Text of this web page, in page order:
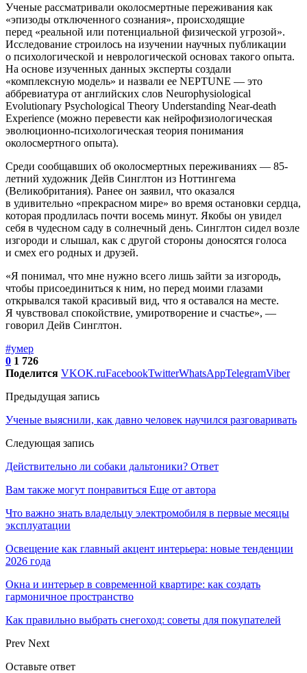
Ученые рассматривали околосмертные переживания как
«эпизоды отключенного сознания», происходящие
перед «реальной или потенциальной физической угрозой».
Исследование строилось на изучении научных публикации
о психологической и неврологической основах такого опыта.
На основе изученных данных эксперты создали
«комплексную модель» и назвали ее NEPTUNE — это
аббревиатура от английских слов Neurophysiological
Evolutionary Psychological Theory Understanding Near-death
Experience (можно перевести как нейрофизиологическая
эволюционно-психологическая теория понимания
околосмертного опыта).
Среди сообщавших об околосмертных переживаниях — 85-
летний художник Дейв Синглтон из Ноттингема
(Великобритания). Ранее он заявил, что оказался
в удивительно «прекрасном мире» во время остановки сердца,
которая продлилась почти восемь минут. Якобы он увидел
себя в чудесном саду в солнечный день. Синглтон сидел возле
изгороди и слышал, как с другой стороны доносятся голоса
и смех его родных и друзей.
«Я понимал, что мне нужно всего лишь зайти за изгородь,
чтобы присоединиться к ним, но перед моими глазами
открывался такой красивый вид, что я оставался на месте.
Я чувствовал спокойствие, умиротворение и счастье», —
говорил Дейв Синглтон.
#умер
0 1 726
Поделится VKOK.ruFacebookTwitterWhatsAppTelegramViber
Предыдущая запись
Ученые выяснили, как давно человек научился разговаривать
Следующая запись
Действительно ли собаки дальтоники? Ответ
Вам также могут понравиться Еще от автора
Что важно знать владельцу электромобиля в первые месяцы
эксплуатации
Освещение как главный акцент интерьера: новые тенденции
2026 года
Окна и интерьер в современной квартире: как создать
гармоничное пространство
Как правильно выбрать снегоход: советы для покупателей
Prev Next
Оставьте ответ